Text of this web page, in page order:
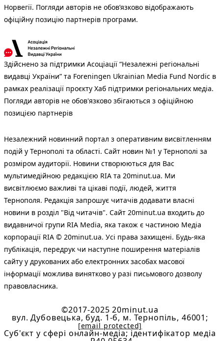
Норвегії. Погляди авторів не обов’язково відображають
офіційну позицію партнерів програми.
Здійснено за підтримки Асоціації “Незалежні регіональні
видавці України” та Foreningen Ukrainian Media Fund Nordic в
рамках реалізації проєкту Хаб підтримки регіональних медіа.
Погляди авторів не обов'язково збігаються з офіційною
позицією партнерів
Незалежний новинний портал з оперативним висвітленням
подій у Тернополі та області. Сайт новин №1 у Тернополі за
розміром аудиторії. Новини створюються для Вас
мультимедійною редакцією RIA та 20minut.ua. Ми
висвітлюємо важливі та цікаві події, людей, життя
Тернополя. Редакція запрошує читачів додавати власні
новини в розділ "Від читачів". Сайт 20minut.ua входить до
видавничої групи RIA Media, яка також є частиною Медіа
корпорації RIA © 20minut.ua. Усі права захищені. Будь-яка
публiкацiя, передрук чи наступне поширення матеріалів
сайту у друкованих або електронних засобах масової
інформації можлива винятково у разі письмового дозволу
правовласника.
©2017-2025 20minut.ua
вул. Дубовецька, буд. 1-б, м. Тернопіль, 46001;
[email protected]
Cуб'єкт у сфері онлайн-медіа; ідентифікатор медіа